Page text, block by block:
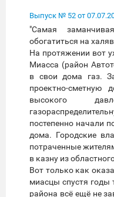
Выпуск № 52 от
"Самая
обогатиться на
На протяжении вот
Миасса (район
в свои дома газ.
проектно-сметную
высокого
постепенно начали
дома. Городские
потраченные
в казну из
Вот только как
миасцы спустя годы
района всё ещё не